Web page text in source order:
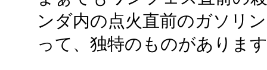
ンダ内の点火直前のガソリ
って、独特のものがありま